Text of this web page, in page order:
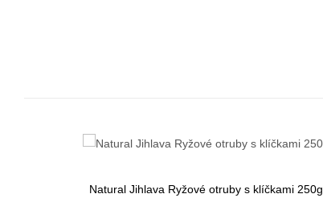
Natural Jihlava Ryžové otruby s klíčkami 250g